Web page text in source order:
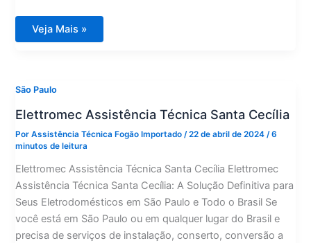
Elettromec
Assistência
Veja Mais »
São Paulo
Elettromec Assistência Técnica Santa Cecília
PorAssistência Técnica Fogão Importado/22 de abril de 2024/6
minutos de leitura
Elettromec Assistência Técnica Santa Cecília Elettromec
Assistência Técnica Santa Cecília: A Solução Definitiva para
Seus Eletrodomésticos em São Paulo e Todo o Brasil Se
você está em São Paulo ou em qualquer lugar do Brasil e
precisa de serviços de instalação, conserto, conversão a